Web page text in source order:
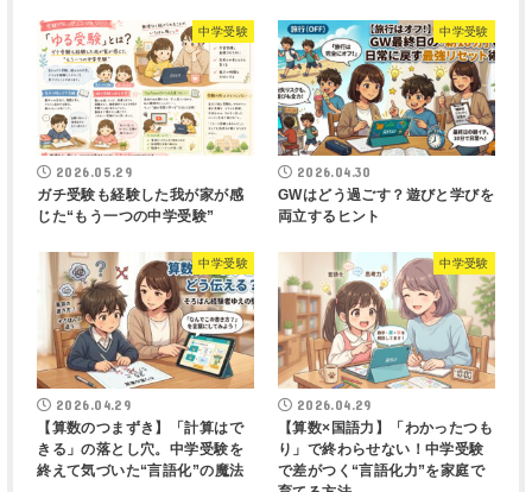
中学受験
2026.05.29
ガチ受験も経験した我が家が感
じた“もう一つの中学受験”
中学受験
2026.04.30
GWはどう過ごす？遊びと学びを
両立するヒント
中学受験
2026.04.29
【算数のつまずき】「計算はで
きる」の落とし穴。中学受験を
終えて気づいた“言語化”の魔法
中学受験
2026.04.29
【算数×国語力】「わかったつも
り」で終わらせない！中学受験
で差がつく“言語化力”を家庭で